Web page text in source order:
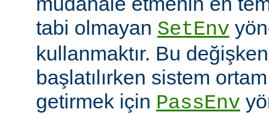
tabi olmayan SetEnv
kullanmaktır. Bu
başlatılırken sistem
getirmek için PassEnv